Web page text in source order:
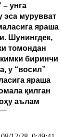
– унга
эса мурувват
яраша
Шунингдек,
томондан
биринчи
у “восил”
яраша
қилган
аълам